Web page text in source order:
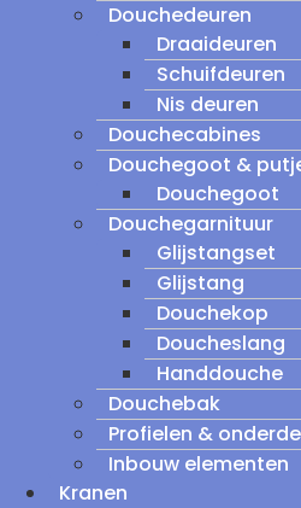
Douchedeuren
Draaideuren
Schuifdeuren
Nis deuren
Douchecabines
Douchegoot &
Douchegoot
Douchegarnituur
Glijstangset
Glijstang
Douchekop
Doucheslang
Handdouche
Douchebak
Profielen &
Inbouw elementen
Kranen